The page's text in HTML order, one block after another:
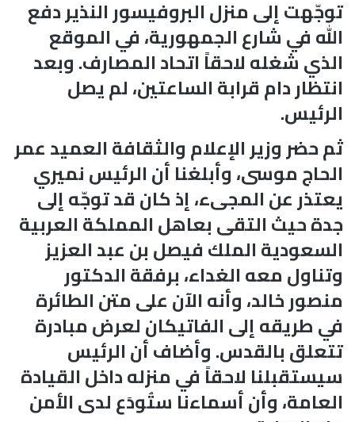
توجّهت إلى منزل البروفيسور النذير دفع
الله في شارع الجمهورية، في الموقع
الذي شغله لاحقاً اتحاد المصارف. وبعد
انتظار دام قرابة الساعتين، لم يصل
الرئيس.
ثم حضر وزير الإعلام والثقافة العميد عمر
الحاج موسى، وأبلغنا أن الرئيس نميري
يعتذر عن المجىء، إذ كان قد توجّه إلى
جدة حيث التقى بعاهل المملكة العربية
السعودية الملك فيصل بن عبد العزيز
وتناول معه الغداء، برفقة الدكتور
منصور خالد، وأنه الآن على متن الطائرة
في طريقه إلى الفاتيكان لعرض مبادرة
تتعلق بالقدس. وأضاف أن الرئيس
سيستقبلنا لاحقاً في منزله داخل القيادة
العامة، وأن أسماءنا ستُودَع لدى الأمن